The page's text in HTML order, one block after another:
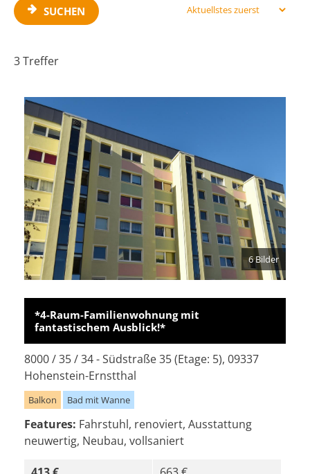
SUCHEN
3 Treffer
6 Bilder
*4-Raum-Familienwohnung mit
fantastischem Ausblick!*
8000 / 35 / 34 - Südstraße 35 (Etage: 5), 09337
Hohenstein-Ernstthal
Balkon Bad mit Wanne
Features: Fahrstuhl, renoviert, Ausstattung
neuwertig, Neubau, vollsaniert